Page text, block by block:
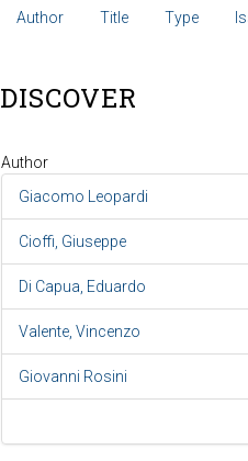
Author Title Type
DISCOVER
Author
Giacomo Leopardi
Cioffi, Giuseppe
Di Capua, Eduardo
Valente, Vincenzo
Giovanni Rosini